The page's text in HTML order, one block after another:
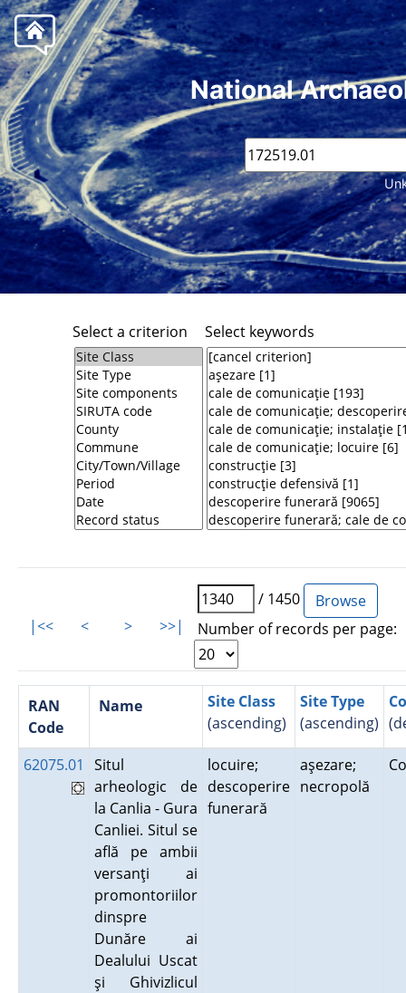
National
Select a criterion Select keywords
|<< < > >>|
/ 1450
Number of records per page:
RAN
Code
Name
Site Class
(ascending)
Site Type
(ascending)
62075.01
Situl
arheologic de
la Canlia - Gura
Canliei. Situl se
află pe ambii
versanţi ai
promontoriilor
dinspre
Dunăre ai
Dealului Uscat
şi Ghivizlicul
locuire;
descoperire
funerară
aşezare;
necropolă